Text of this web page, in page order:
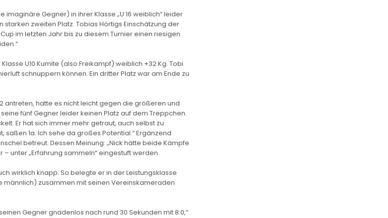
Gegner) in ihrer Klasse „U 16 weiblich“ leider
zweiten Platz. Tobias Hörtigs Einschätzung der
im letzten Jahr bis zu diesem Turnier einen riesigen
U10 Kumite (also Freikampf) weiblich +32 Kg. Tobi
schnuppern können. Ein dritter Platz war am Ende zu
antreten, hatte es nicht leicht gegen die größeren und
fünf Gegner leider keinen Platz auf dem Treppchen.
Er hat sich immer mehr getraut, auch selbst zu
1a. Ich sehe da großes Potential.“ Ergänzend
betreut. Dessen Meinung: „Nick hätte beide Kämpfe
unter „Erfahrung sammeln“ eingestuft werden.
wirklich knapp. So belegte er in der Leistungsklasse
männlich) zusammen mit seinen Vereinskameraden
Gegner gnadenlos nach rund 30 Sekunden mit 8:0,“